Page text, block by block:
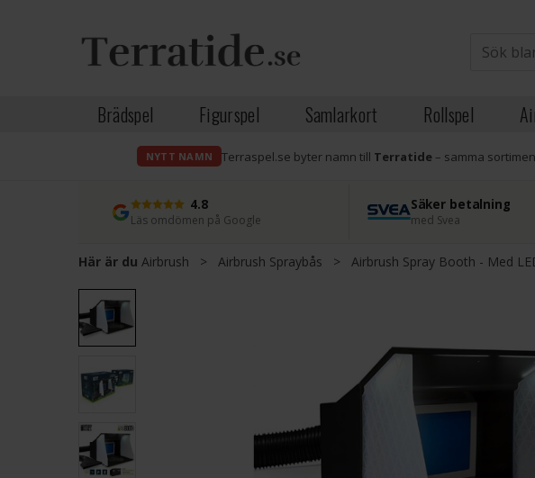
Brädspel Figurspel Samlarkort Rollspel
NYTT NAMN Terraspel.se byter namn till Terratide– samma
4.8
Läs omdömen på Google
Säker betalning
med Svea
Här är du Airbrush > Airbrush Spraybås > Airbrush Spray Booth - Med